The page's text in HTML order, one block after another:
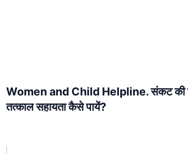
Women and Child Helpline. संकट की
तत्काल सहायता कैसे पायें?